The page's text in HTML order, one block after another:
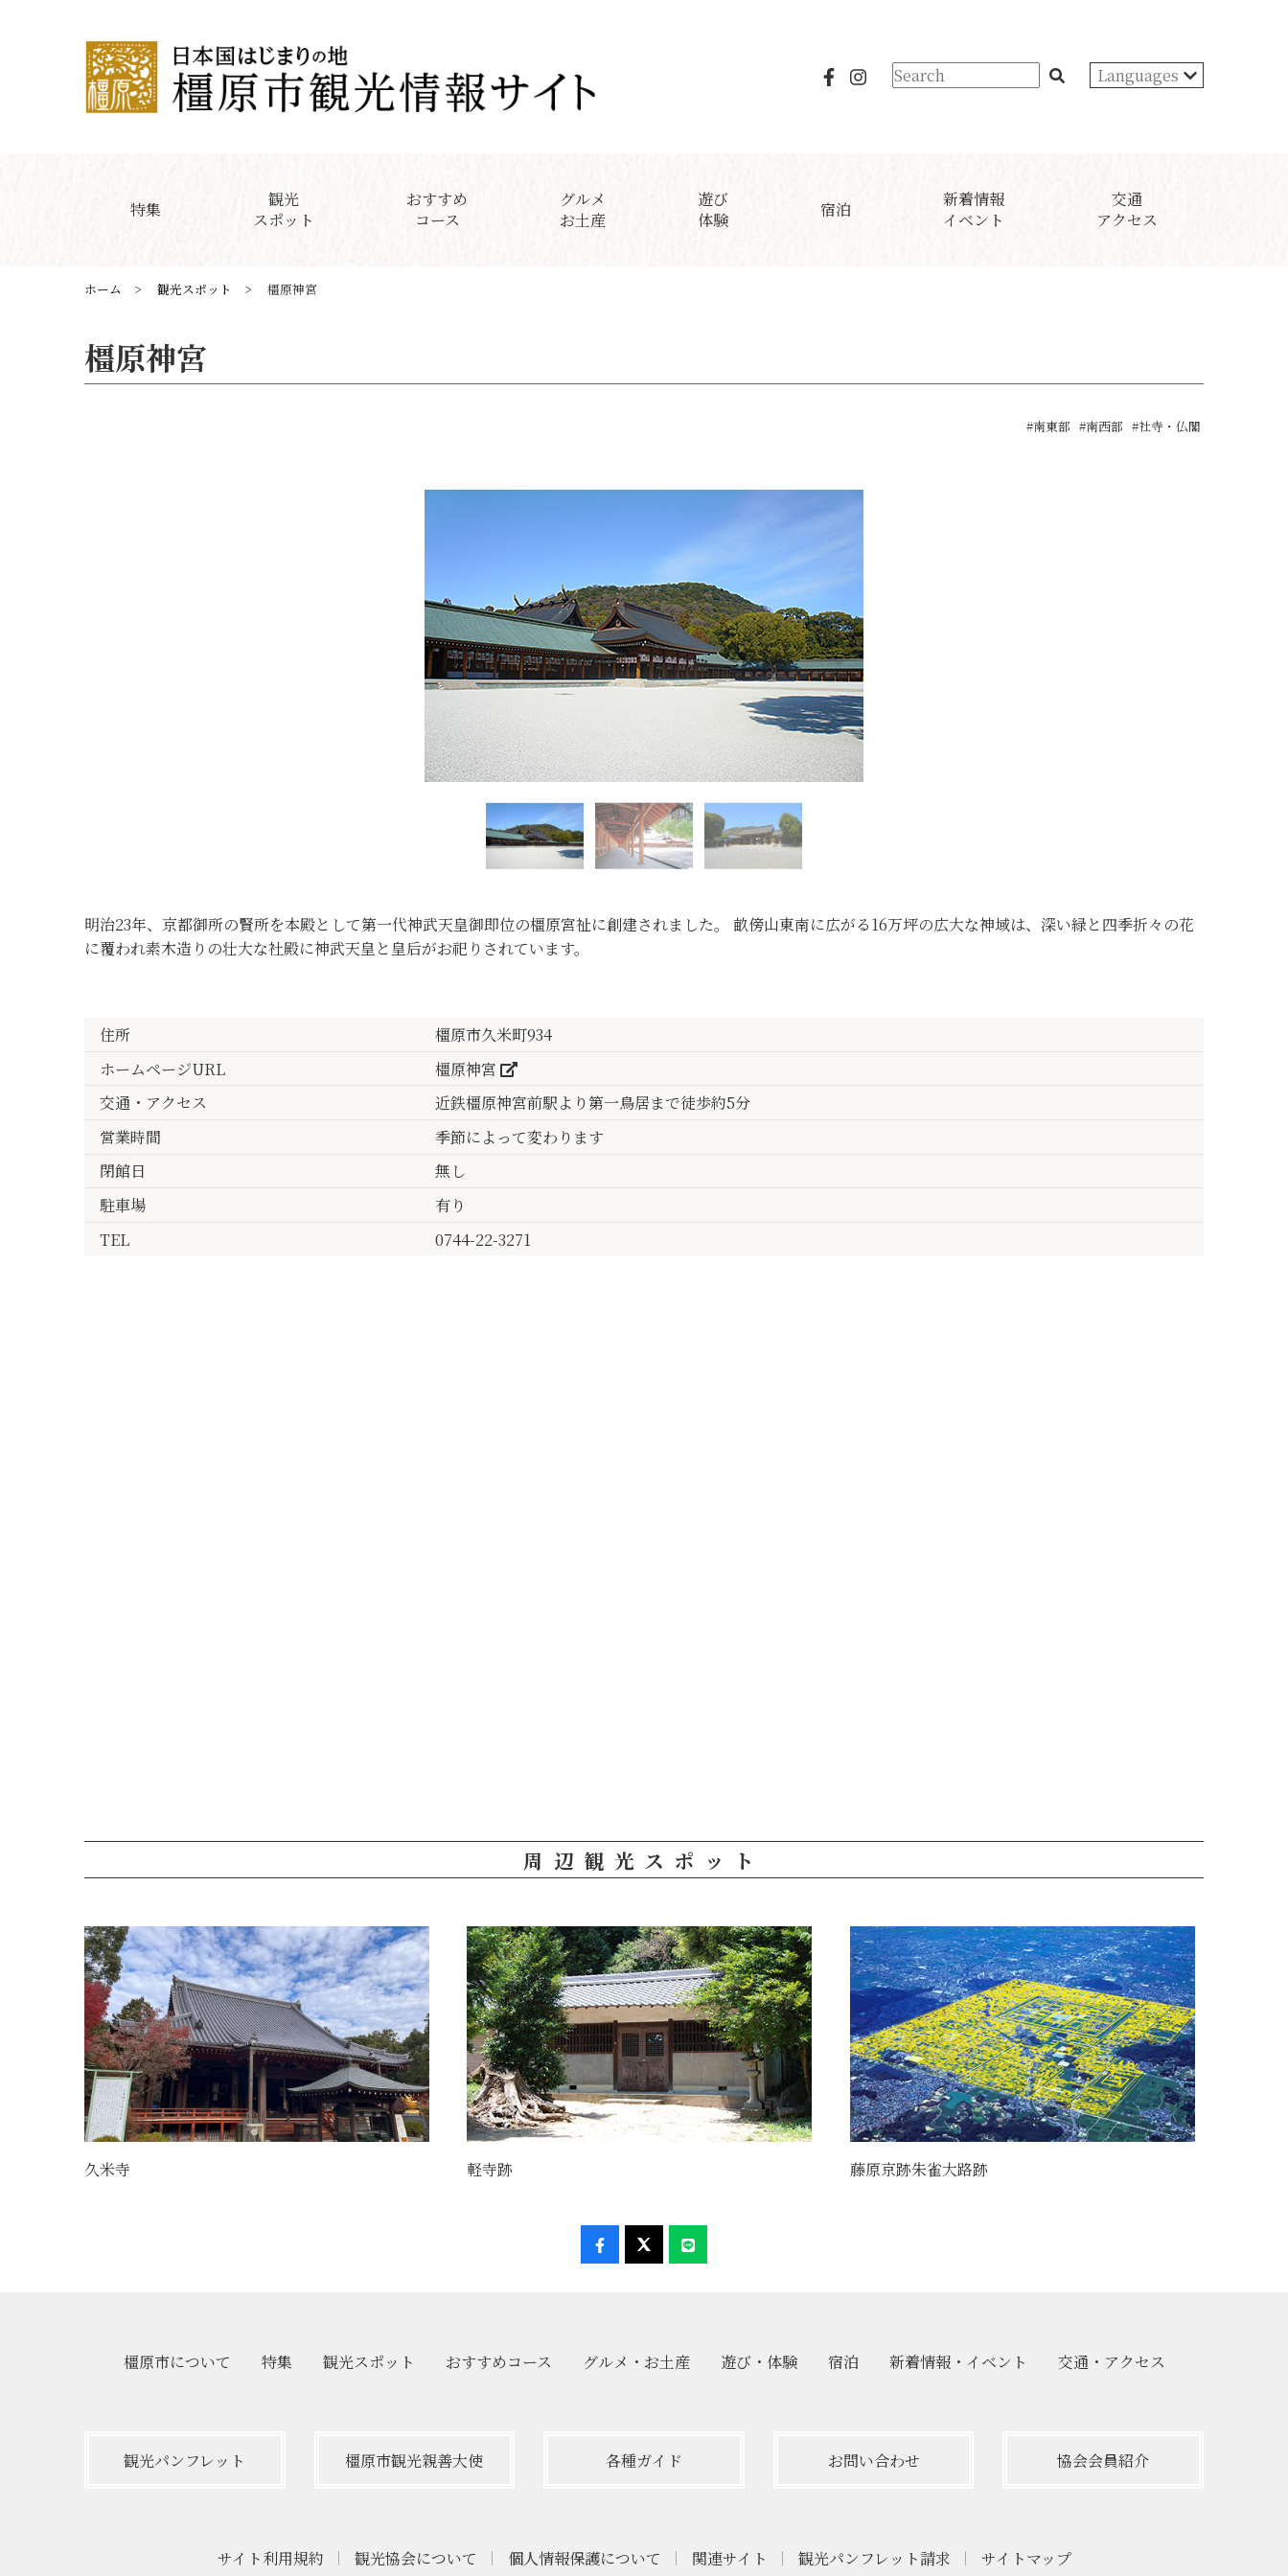
Languages
特集
観光
スポット
おすすめ
コース
グルメ
お土産
遊び
体験
宿泊
新着情報
イベント
交通
アクセス
ホーム 観光スポット 橿原神宮
橿原神宮
#南東部 #南西部 #社寺・仏閣
明治23年、京都御所の賢所を本殿として第一代神武天皇御即位の橿原宮祉に創建されました。 畝傍山東南に広がる16万坪の広大な神域は、深い緑と四季折々の花
に覆われ素木造りの壮大な社殿に神武天皇と皇后がお祀りされています。
住所
橿原市久米町934
ホームページURL
橿原神宮
交通・アクセス
近鉄橿原神宮前駅より第一鳥居まで徒歩約5分
営業時間
季節によって変わります
閉館日
無し
駐車場
有り
TEL
0744-22-3271
周辺観光スポット
久米寺 軽寺跡 藤原京跡朱雀大路跡
橿原市について 特集 観光スポット おすすめコース グルメ・ お土産 遊び・ 体験 宿泊 新着情報・ イベント 交通・ アクセス
観光パンフレット 橿原市観光親善大使 各種ガイド お問い合わせ 協会会員紹介
サイト利用規約 観光協会について 個人情報保護について 関連サイト 観光パンフレット請求 サイトマップ